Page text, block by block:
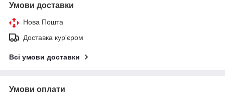
Умови доставки
Нова Пошта
Доставка кур'єром
Всі умови доставки
Умови оплати